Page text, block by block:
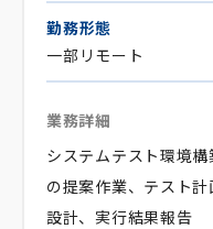
勤務形態
一部リモート
業務詳細
システムテスト環境
の提案作業、テスト
設計、実行結果報告